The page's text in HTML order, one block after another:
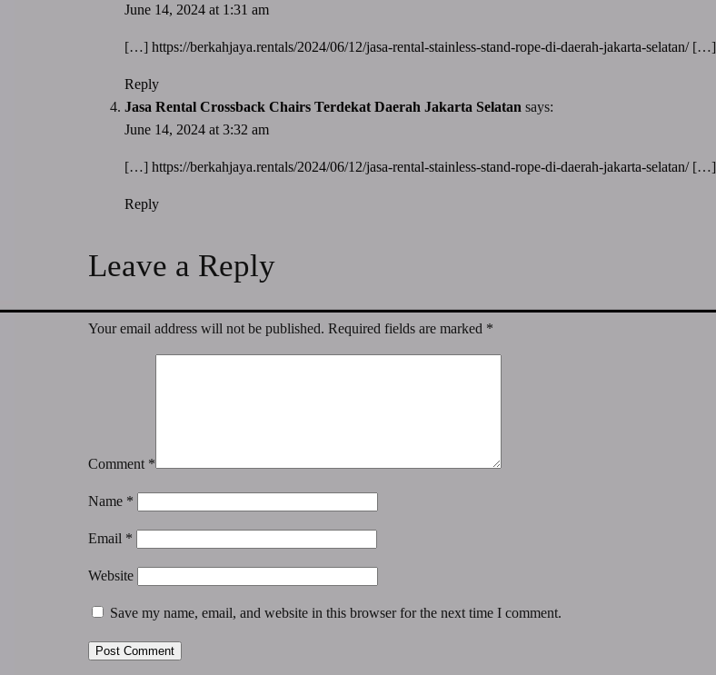
June 14, 2024 at 1:31 am
[…] https://berkahjaya.rentals/2024/06/12/jasa-rental-stainless-stand-rope-di-daerah-jakarta-selatan/[…]
Reply
Jasa Rental Crossback Chairs Terdekat Daerah Jakarta Selatan says:
June 14, 2024 at 3:32 am
[…] https://berkahjaya.rentals/2024/06/12/jasa-rental-stainless-stand-rope-di-daerah-jakarta-selatan/[…]
Reply
Leave a Reply
Your email address will not be published. Required fields are marked *
Comment *
Name *
Email *
Website
Save my name, email, and website in this browser for the next time I comment.